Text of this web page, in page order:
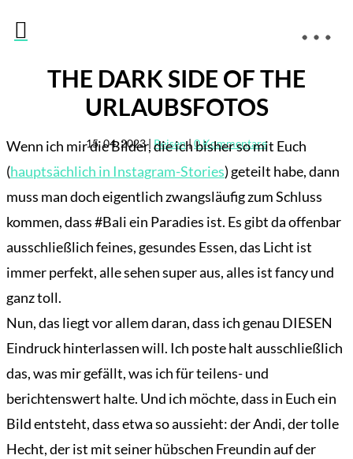

THE DARK SIDE OF THE
URLAUBSFOTOS
15. 04. 2023| Reisen|0 Kommentare
Wenn ich mir die Bilder, die ich bisher so mit Euch
(hauptsächlich in Instagram-Stories) geteilt habe, dann
muss man doch eigentlich zwangsläufig zum Schluss
kommen, dass #Bali ein Paradies ist. Es gibt da offenbar
ausschließlich feines, gesundes Essen, das Licht ist
immer perfekt, alle sehen super aus, alles ist fancy und
ganz toll.
Nun, das liegt vor allem daran, dass ich genau DIESEN
Eindruck hinterlassen will. Ich poste halt ausschließlich
das, was mir gefällt, was ich für teilens- und
berichtenswert halte. Und ich möchte, dass in Euch ein
Bild entsteht, dass etwa so aussieht: der Andi, der tolle
Hecht, der ist mit seiner hübschen Freundin auf der